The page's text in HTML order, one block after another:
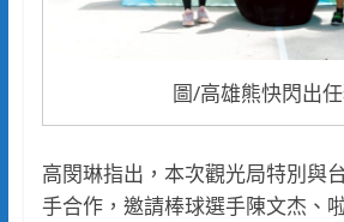
圖/高雄熊快閃出
高閔琳指出，本次觀光局特別與
手合作，邀請棒球選手陳文杰、